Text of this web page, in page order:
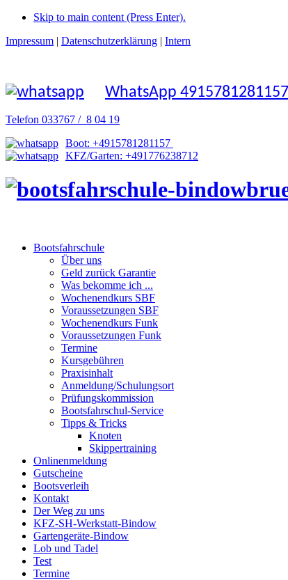
Skip to main content (Press Enter).
Impressum | Datenschutzerklärung | Intern
WhatsApp 4915781281157
Telefon 033767 / 8 04 19
Boot: +4915781281157
KFZ/Garten: +491776238712
Bootsfahrschule
Über uns
Geld zurück Garantie
Was bekomme ich ...
Wochenendkurs SBF
Voraussetzungen SBF
Wochenendkurs Funk
Voraussetzungen Funk
Termine
Kursgebühren
Praxisinhalt
Anmeldung/Schulungsort
Prüfungskommission
Bootsfahrschul-Service
Tipps & Tricks
Knoten
Skippertraining
Onlinenmeldung
Gutscheine
Bootsverleih
Kontakt
Der Weg zu uns
KFZ-SH-Werkstatt-Bindow
Gartengeräte-Bindow
Lob und Tadel
Test
Termine